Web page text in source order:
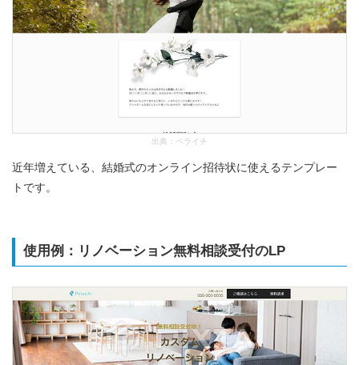
出典： ペライチ
近年増えている、結婚式のオンライン招待状に使えるテンプレー
トです。
使用例：リノベーション無料相談受付のLP